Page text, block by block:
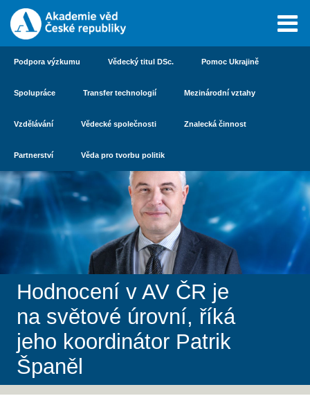
Podpora výzkumu Vědecký titul DSc. Pomoc Ukrajině
Spolupráce Transfer technologií Mezinárodní vztahy
Vzdělávání Vědecké společnosti Znalecká činnost
Partnerství Věda pro tvorbu politik
Hodnocení v AV ČR je
na světové úrovní, říká
jeho koordinátor Patrik
Španěl